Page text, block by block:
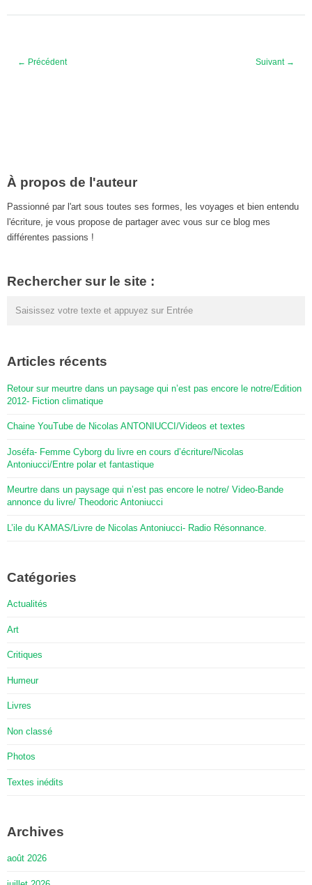
Suivant →
← Précédent
À propos de l'auteur
Passionné par l'art sous toutes ses formes, les voyages et bien entendu
l'écriture, je vous propose de partager avec vous sur ce blog mes
différentes passions !
Rechercher sur le site :
Articles récents
Retour sur meurtre dans un paysage qui n’est pas encore le notre/Edition
2012- Fiction climatique
Chaine YouTube de Nicolas ANTONIUCCI/Videos et textes
Joséfa- Femme Cyborg du livre en cours d’écriture/Nicolas
Antoniucci/Entre polar et fantastique
Meurtre dans un paysage qui n’est pas encore le notre/ Video-Bande
annonce du livre/ Theodoric Antoniucci
L’ile du KAMAS/Livre de Nicolas Antoniucci- Radio Résonnance.
Catégories
Actualités
Art
Critiques
Humeur
Livres
Non classé
Photos
Textes inédits
Archives
août 2026